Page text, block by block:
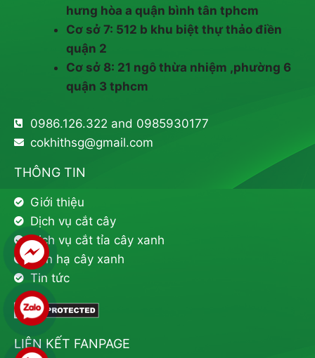
hưng hòa a quận bình tân tphcm
Cơ sở 7: 512 b khu biệt thự thảo điền
quận 2
Cơ sở 8: 21 ngô thừa nhiệm ,phường 6
quận 3 tphcm
0986.126.322 and 0985930177
cokhithsg@gmail.com
THÔNG TIN
Giới thiệu
Dịch vụ cắt cây
Dịch vụ cắt tỉa cây xanh
Đốn hạ cây xanh
Tin tức
LIÊN KẾT FANPAGE